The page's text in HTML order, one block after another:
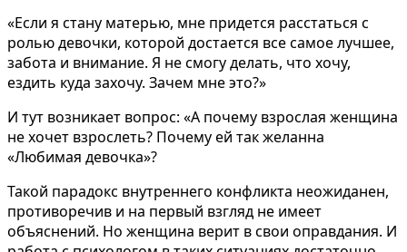
«Если я стану матерью, мне придется расстаться с
ролью девочки, которой достается все самое лучшее,
забота и внимание. Я не смогу делать, что хочу,
ездить куда захочу. Зачем мне это?»
И тут возникает вопрос: «А почему взрослая женщина
не хочет взрослеть? Почему ей так желанна
«Любимая девочка»?
Такой парадокс внутреннего конфликта неожиданен,
противоречив и на первый взгляд не имеет
объяснений. Но женщина верит в свои оправдания. И